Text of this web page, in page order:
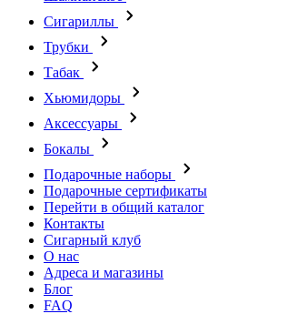
Сигариллы
Трубки
Табак
Хьюмидоры
Аксессуары
Бокалы
Подарочные наборы
Подарочные сертификаты
Перейти в общий каталог
Контакты
Сигарный клуб
О нас
Адреса и магазины
Блог
FAQ